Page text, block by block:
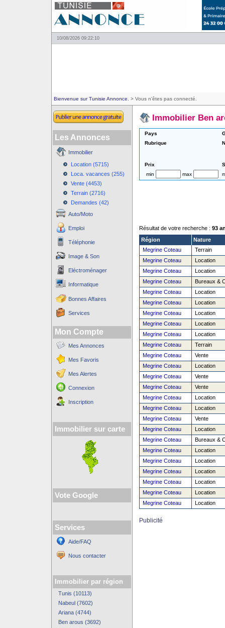
10/08/2026 09:22:10
Bienvenue sur Tunisie Annonce. > Vous n'êtes pas connecté.
Les Annonces
Immobilier
Location (5715)
Loca. vacances (255)
Vente (4453)
Terrain (2716)
Demandes (42)
Auto/Moto
Emploi
Téléphonie
Image & Son
Eléctroménager
Informatique
Bonnes Affaires
Services
Mon Compte
Mes Annonces
Mes Favoris
Mes Alertes
Connexion
Inscription
Immobilier sur carte
Vote Google
Services
Aide/FAQ
Nous contacter
Immobilier par région
Tunis (10113)
Nabeul (7602)
Ariana (4744)
Ben arous (3692)
Immobilier Ben
Pays
Rubrique
Prix
min
max
Résultat de votre recherche : 93
Région
Nature
Megrine Coteau
Terrain
Megrine Coteau
Location
Megrine Coteau
Location
Megrine Coteau
Bureaux &
Megrine Coteau
Location
Megrine Coteau
Location
Megrine Coteau
Location
Megrine Coteau
Location
Megrine Coteau
Location
Megrine Coteau
Terrain
Megrine Coteau
Vente
Megrine Coteau
Location
Megrine Coteau
Vente
Megrine Coteau
Vente
Megrine Coteau
Location
Megrine Coteau
Location
Megrine Coteau
Vente
Megrine Coteau
Location
Megrine Coteau
Bureaux &
Megrine Coteau
Location
Megrine Coteau
Location
Megrine Coteau
Location
Megrine Coteau
Location
Megrine Coteau
Location
Megrine Coteau
Location
Publicité